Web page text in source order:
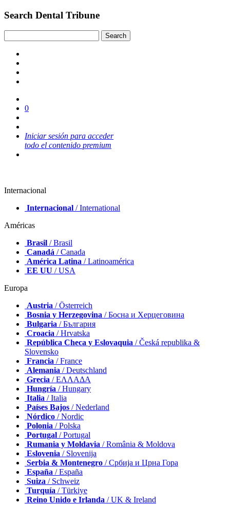
Search Dental Tribune
0
Iniciar sesión para acceder
todo el contenido premium
Internacional
Internacional / International
Américas
Brasil / Brasil
Canadá / Canada
América Latina / Latinoamérica
EE UU / USA
Europa
Austria / Österreich
Bosnia y Herzegovina / Босна и Херцеговина
Bulgaria / България
Croacia / Hrvatska
República Checa y Eslovaquia / Česká republika &
Slovensko
Francia / France
Alemania / Deutschland
Grecia / ΕΛΛΑΔΑ
Hungría / Hungary
Italia / Italia
Países Bajos / Nederland
Nórdico / Nordic
Polonia / Polska
Portugal / Portugal
Rumania y Moldavia / România & Moldova
Eslovenia / Slovenija
Serbia & Montenegro / Србија и Црна Гора
España / España
Suiza / Schweiz
Turquía / Türkiye
Reino Unido e Irlanda / UK & Ireland